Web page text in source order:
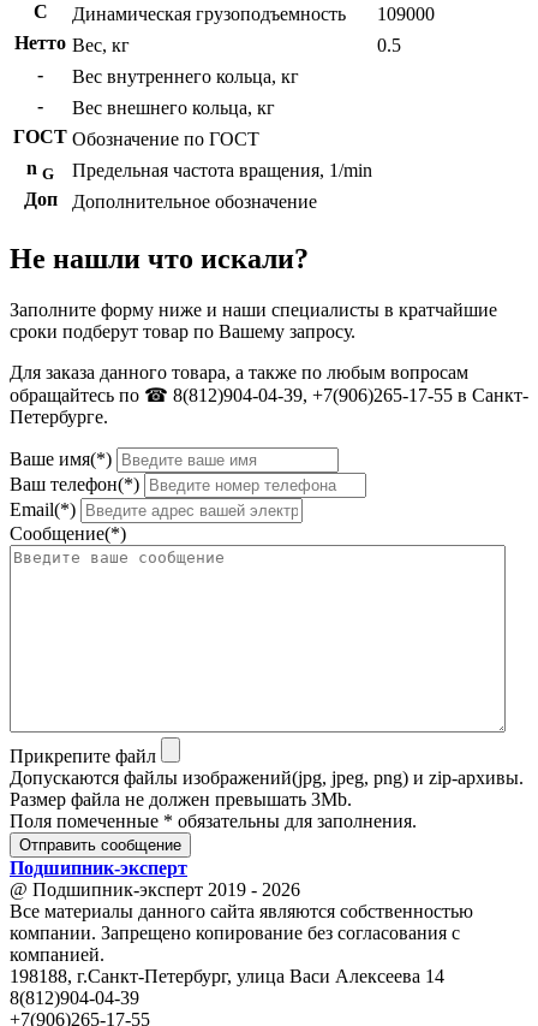
C
Динамическая грузоподъемность
109000
Нетто Вес, кг
0.5
-
Вес внутреннего кольца, кг
-
Вес внешнего кольца, кг
ГОСТ Обозначение по ГОСТ
n G
Предельная частота вращения, 1/min
Доп
Дополнительное обозначение
Не нашли что искали?
Заполните форму ниже и наши специалисты в кратчайшие
сроки подберут товар по Вашему запросу.
Для заказа данного товара, а также по любым вопросам
обращайтесь по ☎ 8(812)904-04-39, +7(906)265-17-55 в Санкт-
Петербурге.
Ваше имя(*)
Ваш телефон(*)
Email(*)
Сообщение(*)
Прикрепите файл
Допускаются файлы изображений(jpg, jpeg, png) и zip-архивы.
Размер файла не должен превышать 3Mb.
Поля помеченные * обязательны для заполнения.
Отправить сообщение
Подшипник-эксперт
@ Подшипник-эксперт 2019 - 2026
Все материалы данного сайта являются собственностью
компании. Запрещено копирование без согласования с
компанией.
198188, г.Санкт-Петербург, улица Васи Алексеева 14
8(812)904-04-39
+7(906)265-17-55